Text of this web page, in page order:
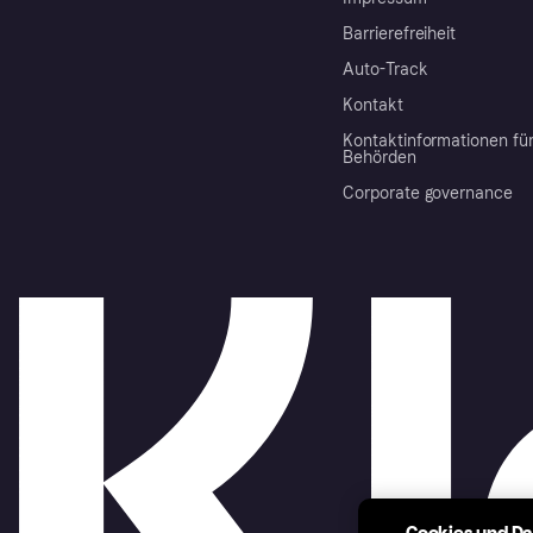
Barrierefreiheit
Auto-Track
Kontakt
Kontaktinformationen für
Behörden
Corporate governance